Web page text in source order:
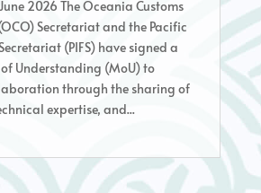
2026 The Oceania Customs
Secretariat and the Pacific
(PIFS) have signed a
Understanding (MoU) to
through the sharing of
expertise, and...